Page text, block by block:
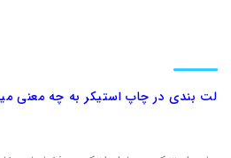
لت بندی در چاپ استیکر به چه معنی